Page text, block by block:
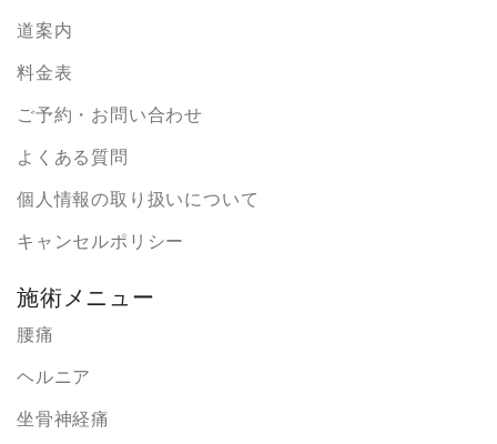
道案内
料金表
ご予約・お問い合わせ
よくある質問
個人情報の取り扱いについて
キャンセルポリシー
施術メニュー
腰痛
ヘルニア
坐骨神経痛